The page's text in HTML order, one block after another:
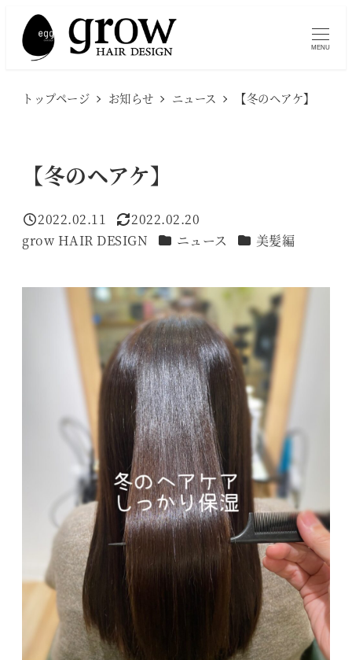
MENU
トップページ お知らせ ニュース 【冬のヘアケ】
【冬のヘアケ】
投稿日
2022.02.11
更新日
2022.02.20
著
grow HAIR DESIGN カテゴリー
ニュース カテゴリー
美髪編